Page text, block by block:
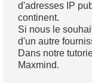
d'adresses IP
continent.
Si nous le
d'un autre
Dans notre
Maxmind.